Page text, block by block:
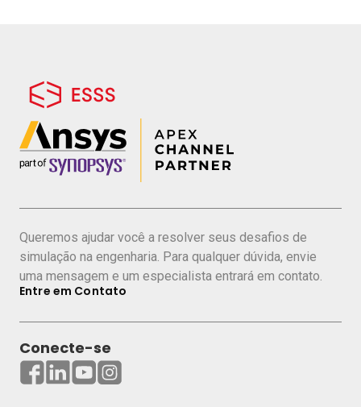
Queremos ajudar você a resolver seus desafios de
simulação na engenharia. Para qualquer dúvida, envie
uma mensagem e um especialista entrará em contato.
Entre em Contato
Conecte-se